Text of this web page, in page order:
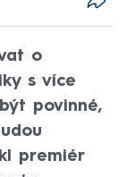
o
s více
povinné,
premiér